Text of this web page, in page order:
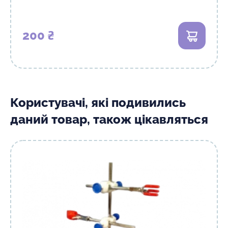
200 ₴ В кошик
Користувачі, які подивились
даний товар, також цікавляться